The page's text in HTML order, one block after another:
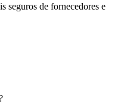
seguros de fornecedores e